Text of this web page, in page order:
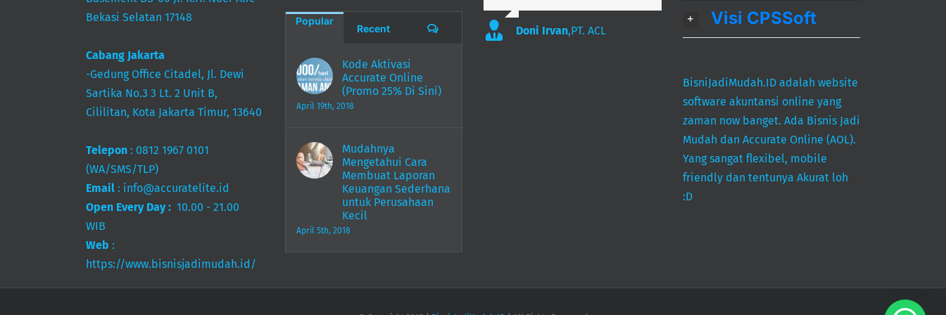
Bekasi Selatan 17148
Cabang Jakarta
-Gedung Office Citadel, Jl. Dewi
Sartika No.3 3 Lt. 2 Unit B,
Cililitan, Kota Jakarta Timur, 13640
Telepon : 0812 1967 0101
(WA/SMS/TLP)
Email : info@accuratelite.id
Open Every Day : 10.00 - 21.00
WIB
Web :
https://www.bisnisjadimudah.id/
Popular
Recent Comments
Kode Aktivasi
Accurate Online
(Promo 25% Di Sini)
April 19th, 2018
Mudahnya
Mengetahui Cara
Membuat Laporan
Keuangan Sederhana
untuk Perusahaan
Kecil
April 5th, 2018
Doni Irvan,PT. ACL
Visi CPSSoft
BisniJadiMudah.ID adalah website
software akuntansi online yang
zaman now banget. Ada Bisnis Jadi
Mudah dan Accurate Online (AOL).
Yang sangat flexibel, mobile
friendly dan tentunya Akurat loh
:D